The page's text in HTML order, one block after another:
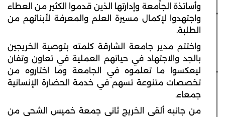
وأساتذة الجامعة وإدارتها الذين قدموا الكثير من العطاء
واجتهدوا لإكمال مسيرة العلم والمعرفة لأبنائهم من
الطلبة.
واختتم مدير جامعة الشارقة كلمته بتوصية الخريجين
بالجد والاجتهاد في حياتهم العملية في تعاون وتفان
ليعكسوا ما تعلموه في الجامعة وما اختاروه من
تخصصات متنوعة تسهم في خدمة الحضارة الإنسانية
جمعاء.
من جانبه ألقى الخريج ثاني جمعة خميس الشحي من